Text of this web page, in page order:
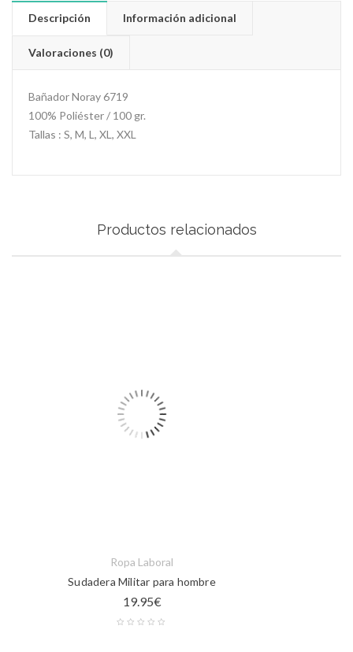
Descripción Información adicional
Valoraciones (0)
Bañador Noray 6719
100% Poliéster / 100 gr.
Tallas : S, M, L, XL, XXL
Productos relacionados
Ropa Laboral
Sudadera Militar para hombre
19.95€